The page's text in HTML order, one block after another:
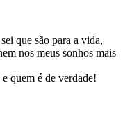
que são para a vida,
nos meus sonhos mais
quem é de verdade!